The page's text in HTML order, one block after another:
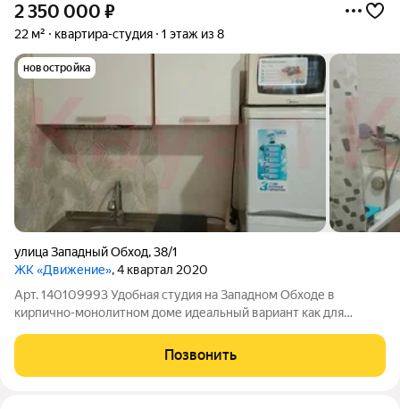
2 350 000 ₽
22 м² квартира-студия 1 этаж из 8
новостройка
улица Западный Обход,38/1
ЖК «Движение», 4 квартал 2020
Арт. 140109993 Удобная студия на Западном Обходе в
кирпично-монолитном доме идеальный вариант как для
продажа, все документы готовы быстрый выход на сделку,
возможна ипотека. Квартира-студия
Позвонить